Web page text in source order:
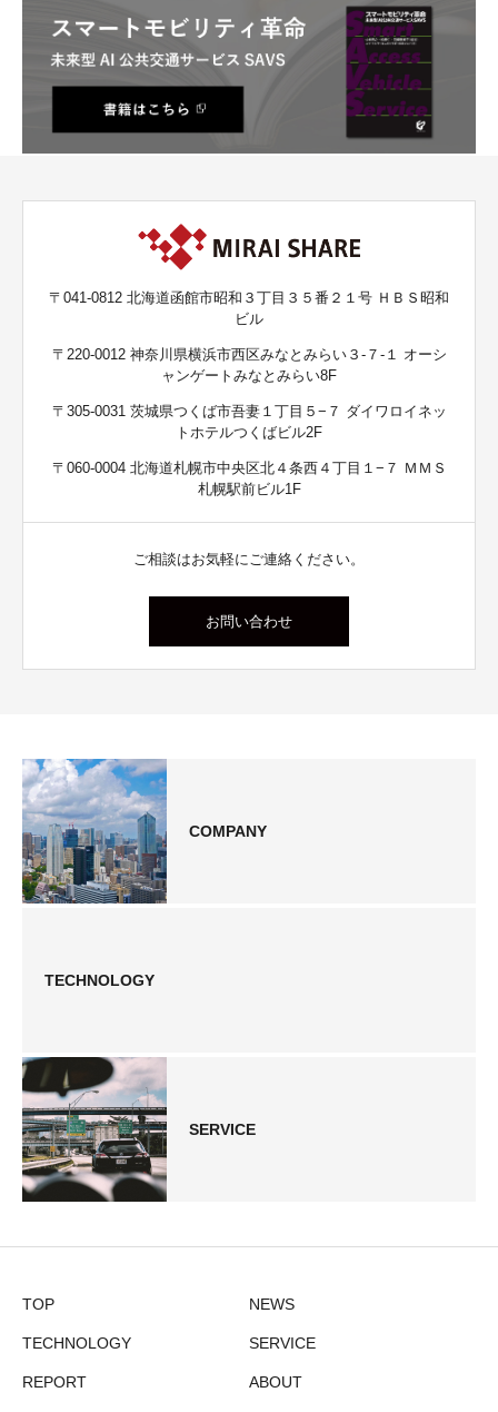
〒041-0812 北海道函館市昭和３丁目３５番２１号 ＨＢＳ昭和
ビル
〒220-0012 神奈川県横浜市西区みなとみらい３-７-１ オーシ
ャンゲートみなとみらい8F
〒305-0031 茨城県つくば市吾妻１丁目５−７ ダイワロイネッ
トホテルつくばビル2F
〒060-0004 北海道札幌市中央区北４条西４丁目１−７ ＭＭＳ
札幌駅前ビル1F
ご相談はお気軽にご連絡ください。
お問い合わせ
COMPANY
TECHNOLOGY
SERVICE
TOP NEWS
TECHNOLOGY SERVICE
REPORT ABOUT